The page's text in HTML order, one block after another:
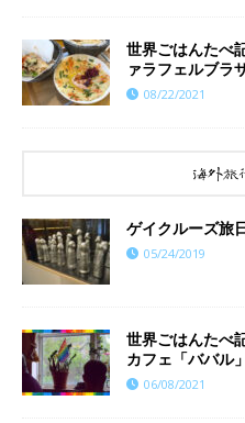
世界ごはんたべ
ァラフェルブラ
08/22/2021
海外旅
ゲイクルーズ旅
05/24/2019
世界ごはんたべ
カフェ「ババル」
06/08/2021